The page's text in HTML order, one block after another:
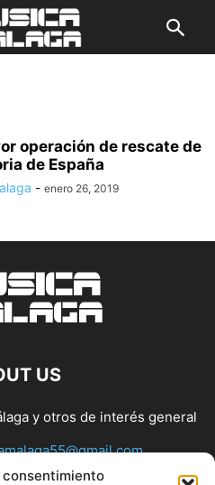
operación de rescate de
de España
- enero 26, 2019
US
y otros de interés general